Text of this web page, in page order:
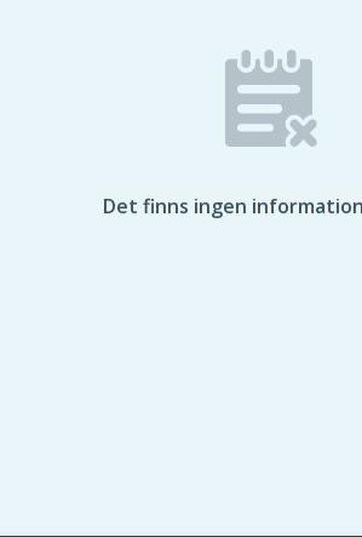
Det finns ingen